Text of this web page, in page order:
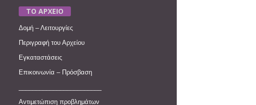
ΤΟ ΑΡΧΕΙΟ
Δομή – Λειτουργίες
Περιγραφή του Αρχείου
Εγκαταστάσεις
Επικοινωνία – Πρόσβαση
Αντιμετώπιση προβλημάτων